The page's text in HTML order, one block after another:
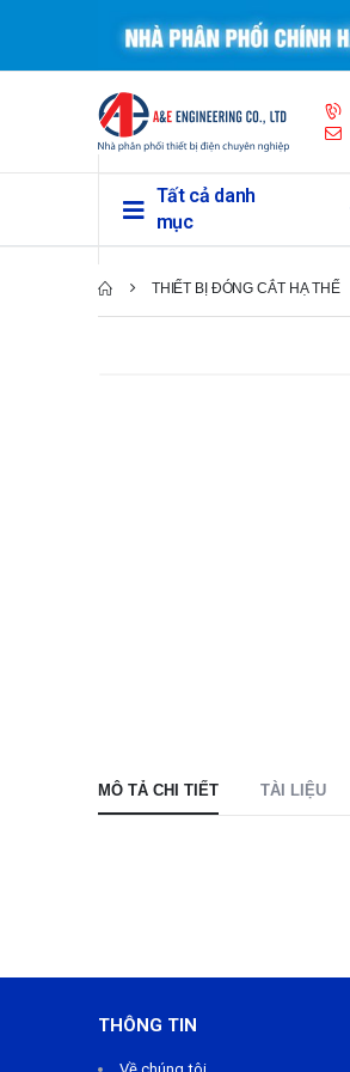
Tất cả danh
mục
THIẾT BỊ ĐÓNG CẮT HẠ THẾ
MÔ TẢ CHI TIẾT TÀI LIỆU
THÔNG TIN